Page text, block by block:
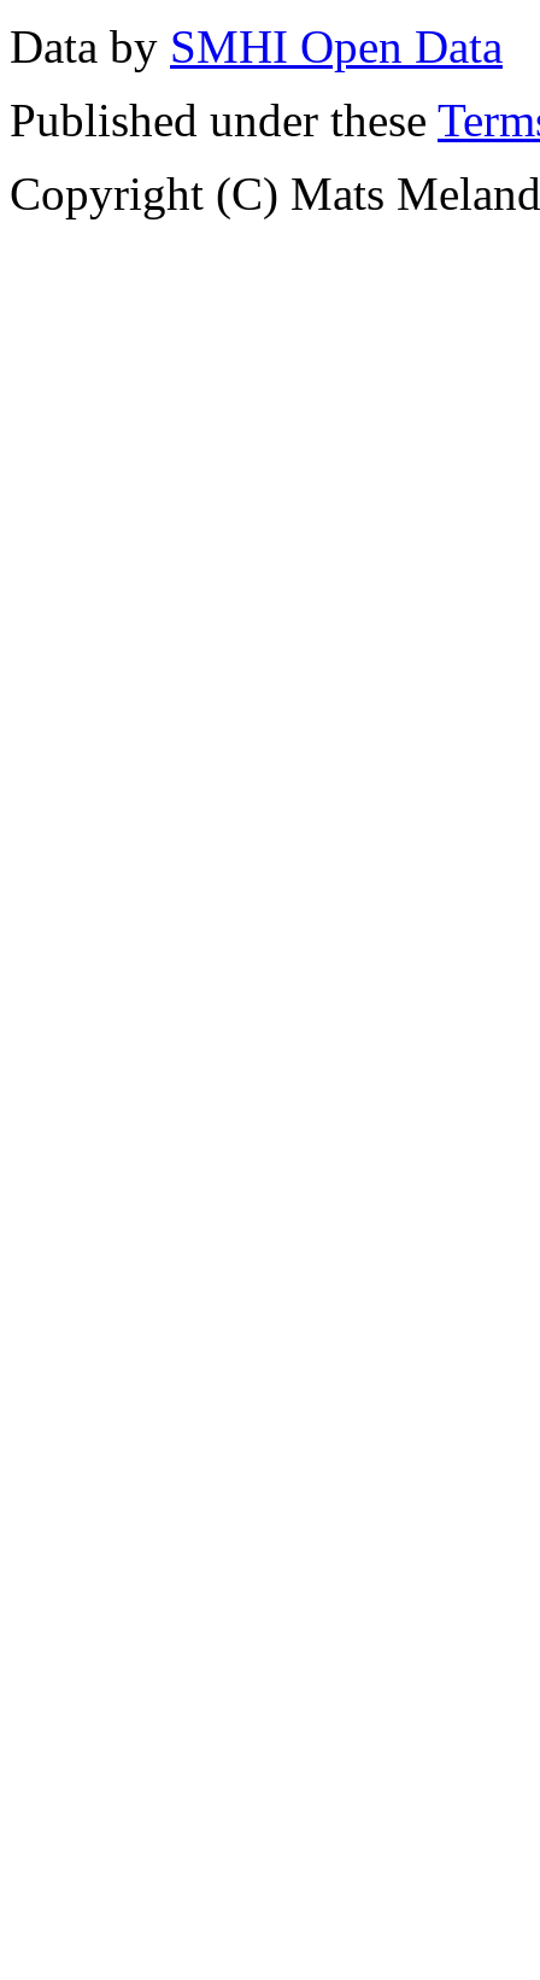
Data by SMHI Open Data
Published under these
Copyright (C) Mats